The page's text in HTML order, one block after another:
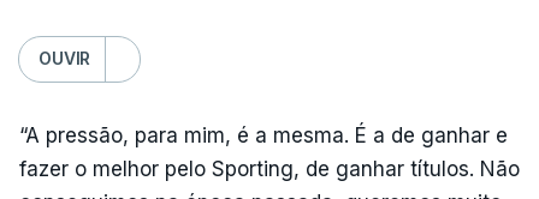
OUVIR
“A pressão, para mim, é a mesma. É a de ganhar e
fazer o melhor pelo Sporting, de ganhar títulos. Não